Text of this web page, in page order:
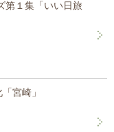
第１集「いい日旅
宮崎」